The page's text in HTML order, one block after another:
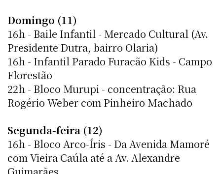
Domingo (11)
16h - Baile Infantil - Mercado Cultural (Av.
Presidente Dutra, bairro Olaria)
16h - Infantil Parado Furacão Kids - Campo
Florestão
22h - Bloco Murupi - concentração: Rua
Rogério Weber com Pinheiro Machado
Segunda-feira (12)
16h - Bloco Arco-Íris - Da Avenida Mamoré
com Vieira Caúla até a Av. Alexandre
Guimarães